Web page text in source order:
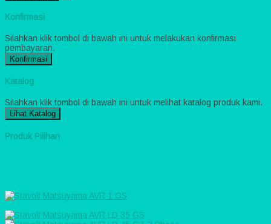
Konfirmasi
Silahkan klik tombol di bawah ini untuk melakukan konfirmasi
pembayaran.
Konfirmasi
Katalog
Silahkan klik tombol di bawah ini untuk melihat katalog produk kami.
Lihat Katalog
Produk Pilihan